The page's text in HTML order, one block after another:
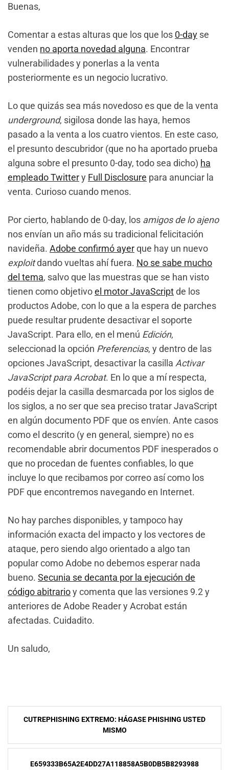
Buenas,
Comentar a estas alturas que los que los 0-day se
venden no aporta novedad alguna. Encontrar
vulnerabilidades y ponerlas a la venta
posteriormente es un negocio lucrativo.
Lo que quizás sea más novedoso es que de la venta
underground, sigilosa donde las haya, hemos
pasado a la venta a los cuatro vientos. En este caso,
el presunto descubridor (que no ha aportado prueba
alguna sobre el presunto 0-day, todo sea dicho) ha
empleado Twittery Full Disclosure para anunciar la
venta. Curioso cuando menos.
Por cierto, hablando de 0-day, los amigos de lo ajeno
nos envían un año más su tradicional felicitación
navideña. Adobe confirmó ayerque hay un nuevo
exploitdando vueltas ahí­ fuera. No se sabe mucho
del tema, salvo que las muestras que se han visto
tienen como objetivoel motor JavaScriptde los
productos Adobe, con lo que a la espera de parches
puede resultar prudente desactivar el soporte
JavaScript. Para ello, en el menú Edición,
seleccionad la opción Preferencias, y dentro de las
opciones JavaScript, desactivar la casilla Activar
JavaScript para Acrobat. En lo que a mí respecta,
podéis dejar la casilla desmarcada por los siglos de
los siglos, a no ser que sea preciso tratar JavaScript
en algún documento PDF que os envíen. Ante casos
como el descrito (y en general, siempre) no es
recomendable abrir documentos PDF inesperados o
que no procedan de fuentes confiables, lo que
incluye lo que recibamos por correo así como los
PDF que encontremos navegando en Internet.
No hay parches disponibles, y tampoco hay
información exacta del impacto y los vectores de
ataque, pero siendo algo orientado a algo tan
popular como Adobe no debemos esperar nada
bueno. Secunia se decanta por la ejecución de
código abitrarioy comenta que las versiones 9.2 y
anteriores de Adobe Reader y Acrobat están
afectadas. Cuidadito.
Un saludo,
NavegaciÃ³n
entradas
CUTREPHISHING EXTREMO: HÁGASE PHISHING USTED
MISMO
E659333B65A2E4DD27A118858A5B0DB5B8293988